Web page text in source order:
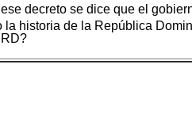
decreto se dice que el
la historia de la República